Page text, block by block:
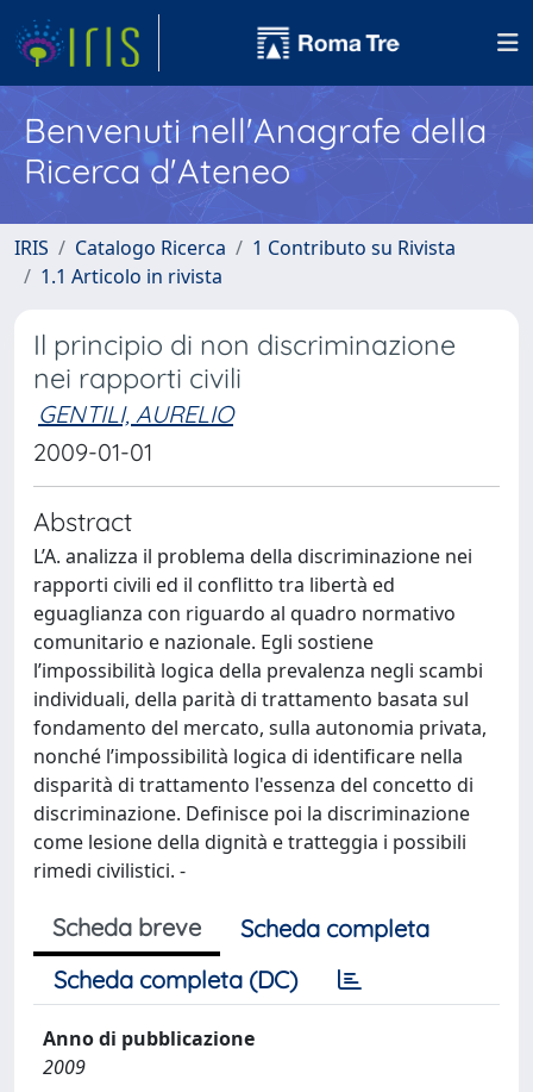
Benvenuti nell'Anagrafe della
Ricerca d'Ateneo
IRIS Catalogo Ricerca
1 Contributo su Rivista
1.1 Articolo in rivista
Il principio di non discriminazione
nei rapporti civili
GENTILI, AURELIO
2009-01-01
Abstract
L’A. analizza il problema della discriminazione nei
rapporti civili ed il conflitto tra libertà ed
eguaglianza con riguardo al quadro normativo
comunitario e nazionale. Egli sostiene
l’impossibilità logica della prevalenza negli scambi
individuali, della parità di trattamento basata sul
fondamento del mercato, sulla autonomia privata,
nonché l’impossibilità logica di identificare nella
disparità di trattamento l'essenza del concetto di
discriminazione. Definisce poi la discriminazione
come lesione della dignità e tratteggia i possibili
rimedi civilistici. -
Scheda breve
Scheda completa
Scheda completa (DC)
Anno di pubblicazione
2009